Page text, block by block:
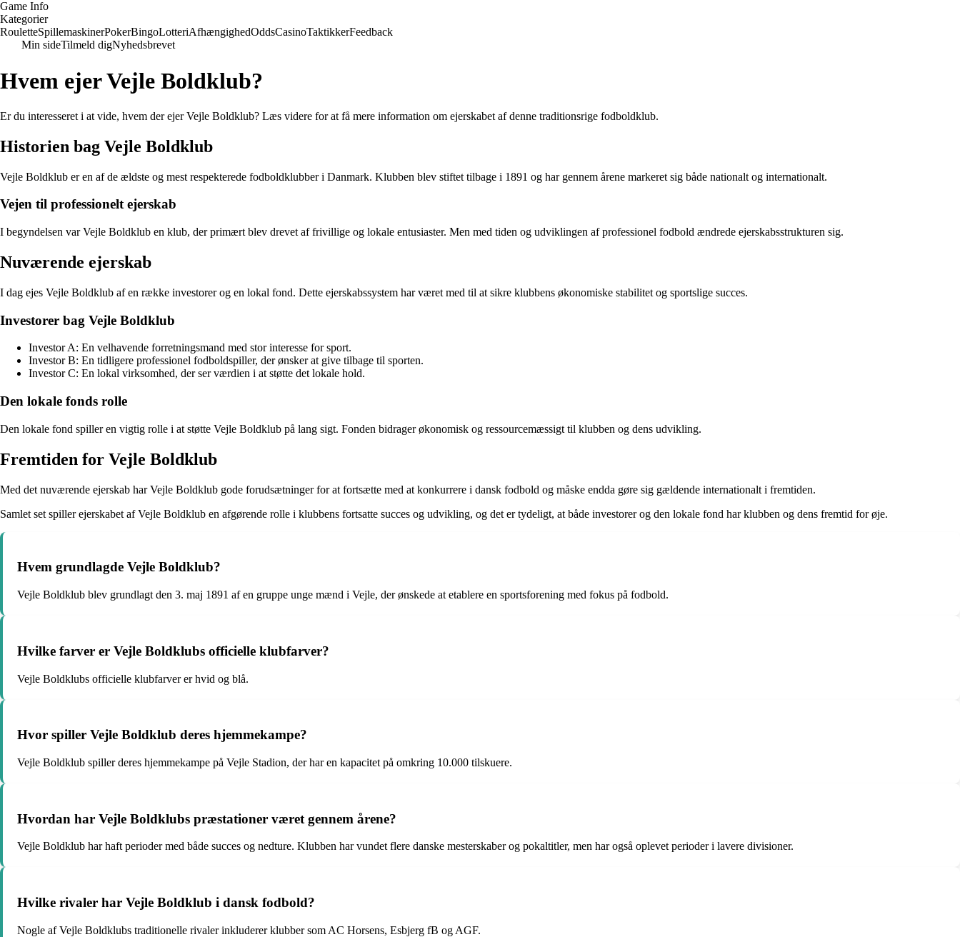
Game Info
Kategorier
RouletteSpillemaskinerPokerBingoLotteriAfhængighedOddsCasinoTaktikkerFeedback
Min sideTilmeld digNyhedsbrevet
Hvem ejer Vejle Boldklub?
Er du interesseret i at vide, hvem der ejer Vejle Boldklub? Læs videre for at få mere information om ejerskabet af denne traditionsrige fodboldklub.
Historien bag Vejle Boldklub
Vejle Boldklub er en af de ældste og mest respekterede fodboldklubber i Danmark. Klubben blev stiftet tilbage i 1891 og har gennem årene markeret sig både nationalt og internationalt.
Vejen til professionelt ejerskab
I begyndelsen var Vejle Boldklub en klub, der primært blev drevet af frivillige og lokale entusiaster. Men med tiden og udviklingen af professionel fodbold ændrede ejerskabsstrukturen sig.
Nuværende ejerskab
I dag ejes Vejle Boldklub af en række investorer og en lokal fond. Dette ejerskabssystem har været med til at sikre klubbens økonomiske stabilitet og sportslige succes.
Investorer bag Vejle Boldklub
Investor A: En velhavende forretningsmand med stor interesse for sport.
Investor B: En tidligere professionel fodboldspiller, der ønsker at give tilbage til sporten.
Investor C: En lokal virksomhed, der ser værdien i at støtte det lokale hold.
Den lokale fonds rolle
Den lokale fond spiller en vigtig rolle i at støtte Vejle Boldklub på lang sigt. Fonden bidrager økonomisk og ressourcemæssigt til klubben og dens udvikling.
Fremtiden for Vejle Boldklub
Med det nuværende ejerskab har Vejle Boldklub gode forudsætninger for at fortsætte med at konkurrere i dansk fodbold og måske endda gøre sig gældende internationalt i fremtiden.
Samlet set spiller ejerskabet af Vejle Boldklub en afgørende rolle i klubbens fortsatte succes og udvikling, og det er tydeligt, at både investorer og den lokale fond har klubben og dens fremtid for øje.
Hvem grundlagde Vejle Boldklub?
Vejle Boldklub blev grundlagt den 3. maj 1891 af en gruppe unge mænd i Vejle, der ønskede at etablere en sportsforening med fokus på fodbold.
Hvilke farver er Vejle Boldklubs officielle klubfarver?
Vejle Boldklubs officielle klubfarver er hvid og blå.
Hvor spiller Vejle Boldklub deres hjemmekampe?
Vejle Boldklub spiller deres hjemmekampe på Vejle Stadion, der har en kapacitet på omkring 10.000 tilskuere.
Hvordan har Vejle Boldklubs præstationer været gennem årene?
Vejle Boldklub har haft perioder med både succes og nedture. Klubben har vundet flere danske mesterskaber og pokaltitler, men har også oplevet perioder i lavere divisioner.
Hvilke rivaler har Vejle Boldklub i dansk fodbold?
Nogle af Vejle Boldklubs traditionelle rivaler inkluderer klubber som AC Horsens, Esbjerg fB og AGF.